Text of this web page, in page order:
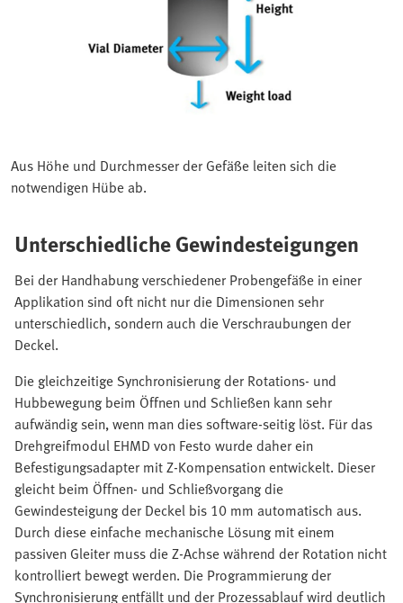
Aus Höhe und Durchmesser der Gefäße leiten sich die
notwendigen Hübe ab.
Unterschiedliche Gewindesteigungen
Bei der Handhabung verschiedener Probengefäße in einer
Applikation sind oft nicht nur die Dimensionen sehr
unterschiedlich, sondern auch die Verschraubungen der
Deckel.
Die gleichzeitige Synchronisierung der Rotations- und
Hubbewegung beim Öffnen und Schließen kann sehr
aufwändig sein, wenn man dies software-seitig löst. Für das
Drehgreifmodul EHMD von Festo wurde daher ein
Befestigungsadapter mit Z-Kompensation entwickelt. Dieser
gleicht beim Öffnen- und Schließvorgang die
Gewindesteigung der Deckel bis 10 mm automatisch aus.
Durch diese einfache mechanische Lösung mit einem
passiven Gleiter muss die Z-Achse während der Rotation nicht
kontrolliert bewegt werden. Die Programmierung der
Synchronisierung entfällt und der Prozessablauf wird deutlich